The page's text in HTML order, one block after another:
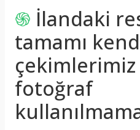
֍ İlandaki
tamamı
fotoğraf